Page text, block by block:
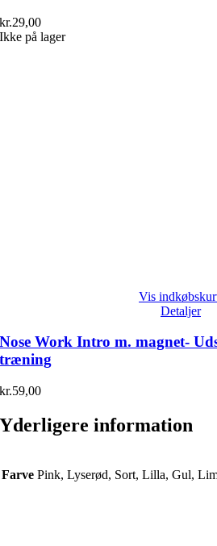
kr.29,00
Ikke på lager
Vis
Detaljer
Nose Work Intro m. magnet-
træning
kr.59,00
Yderligere information
Farve Pink, Lyserød, Sort, Lilla, Gul,